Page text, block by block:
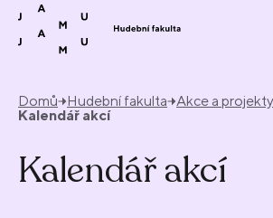
Přeskočit na obsah
Domů Hudební fakulta Akce a projekty
Kalendář akcí
Kalendář akcí